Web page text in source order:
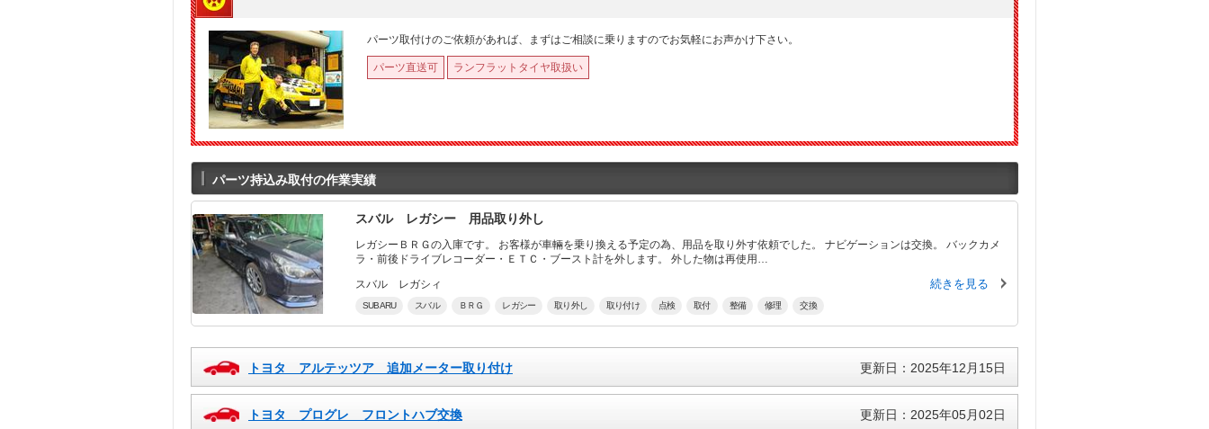
パーツ取付けのご依頼があれば、まずはご相談に乗りますのでお気軽にお声かけ下さい。
パーツ直送可 ランフラットタイヤ取扱い
パーツ持込み取付の作業実績
スバル レガシー 用品取り外し
レガシーＢＲＧの入庫です。 お客様が車輛を乗り換える予定の為、用品を取り外す依頼でした。 ナビゲーションは交換。 バックカメ
ラ・前後ドライブレコーダー・ＥＴＣ・ブースト計を外します。 外した物は再使用…
スバル レガシィ
続きを見る
SUBARU スバル ＢＲＧ レガシー 取り外し 取り付け 点検 取付 整備 修理 交換
トヨタ アルテッツア 追加メーター取り付け 更新日：2025年12月15日
トヨタ プログレ フロントハブ交換 更新日：2025年05月02日